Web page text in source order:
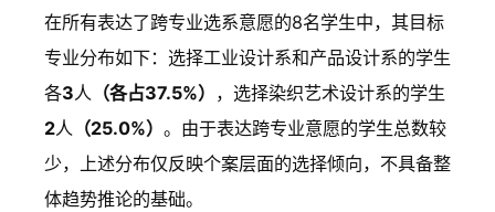
在所有表达了跨专业选系意愿的8名学生中，其目标
专业分布如下：选择工业设计系和产品设计系的学生
各3人 （各占37.5%） ，选择染织艺术设计系的学生
2人 （25.0%） 。由于表达跨专业意愿的学生总数较
少，上述分布仅反映个案层面的选择倾向，不具备整
体趋势推论的基础。